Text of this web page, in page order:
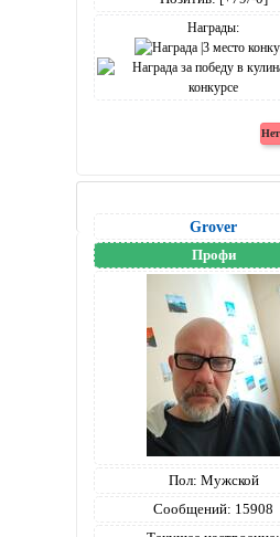
Награды:
Grover
Профи
Пол: Мужской
Сообщений: 15908